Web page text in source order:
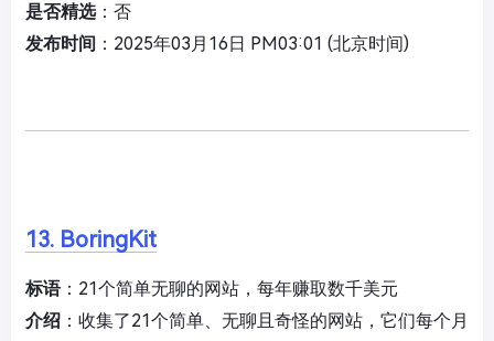
是否精选：否
发布时间 ：2025年03月16日 PM03:01 (北京时间)
13. BoringKit
标语：21个简单无聊的网站，每年赚取数千美元
介绍 ：收集了21个简单、无聊且奇怪的网站，它们每个月